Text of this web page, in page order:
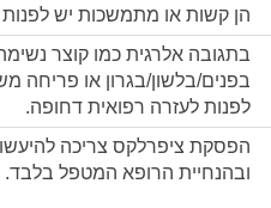
הן קשות או מתמשכות יש לפנות
בתגובה אלרגית כמו קוצר
בפנים/בלשון/בגרון או פריחה
לפנות לעזרה רפואית דחופה.
הפסקת ציפרלקס צריכה
ובהנחיית הרופא המטפל בלבד.